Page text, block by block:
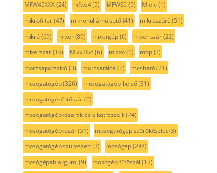
MFW45XXX(24) mfws4(5) MFWS6(9) Miele (1)
mikrofilter(47) mikrohullámú sütő(41) mikroszűrő(51)
mikró(69) mixer(89) mixergép(6) mixer szár(22)
mixerszár(19) Mixx2Go(6) mixxo(1) mop(2)
morzsaporszívó(3) morzsatálca (2) mosható(21)
mosogatógép(326) mosogatógép-belső(31)
mosogatógépfűtőszál (6)
mosogatógépkosarak és alkatrészeik(74)
mosogatógépkosár(51) mosogatógép szűrőkészlet(3)
mosogatógép szűrőszett(3) mosógép(298)
mosógépablakgumi (9) mosógép fűtőszál (17)